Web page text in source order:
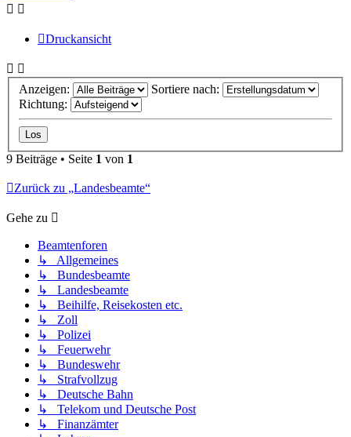
Druckansicht
Anzeigen:
Sortiere nach:
Richtung:
9 Beiträge • Seite 1 von 1
Zurück zu „Landesbeamte“
Gehe zu
Beamtenforen
↳ Allgemeines
↳ Bundesbeamte
↳ Landesbeamte
↳ Beihilfe, Reisekosten etc.
↳ Zoll
↳ Polizei
↳ Feuerwehr
↳ Bundeswehr
↳ Strafvollzug
↳ Deutsche Bahn
↳ Telekom und Deutsche Post
↳ Finanzämter